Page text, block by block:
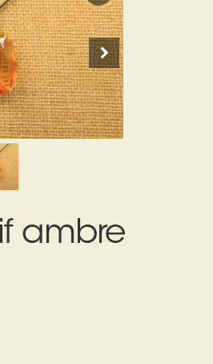
ambre